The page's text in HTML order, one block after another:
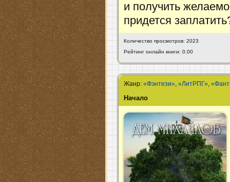
и получить
придется
Количество просмотров: 2023
Рейтинг онлайн книги: 0.00
Жанр:«Фэнтези»,«ЛитРПГ»,
Начало